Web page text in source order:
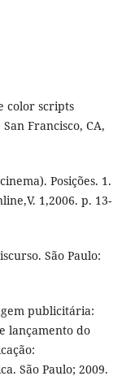
color scripts
Francisco, CA,
Posições. 1.
1,2006. p. 13-
São Paulo:
publicitária:
lançamento do
São Paulo; 2009.